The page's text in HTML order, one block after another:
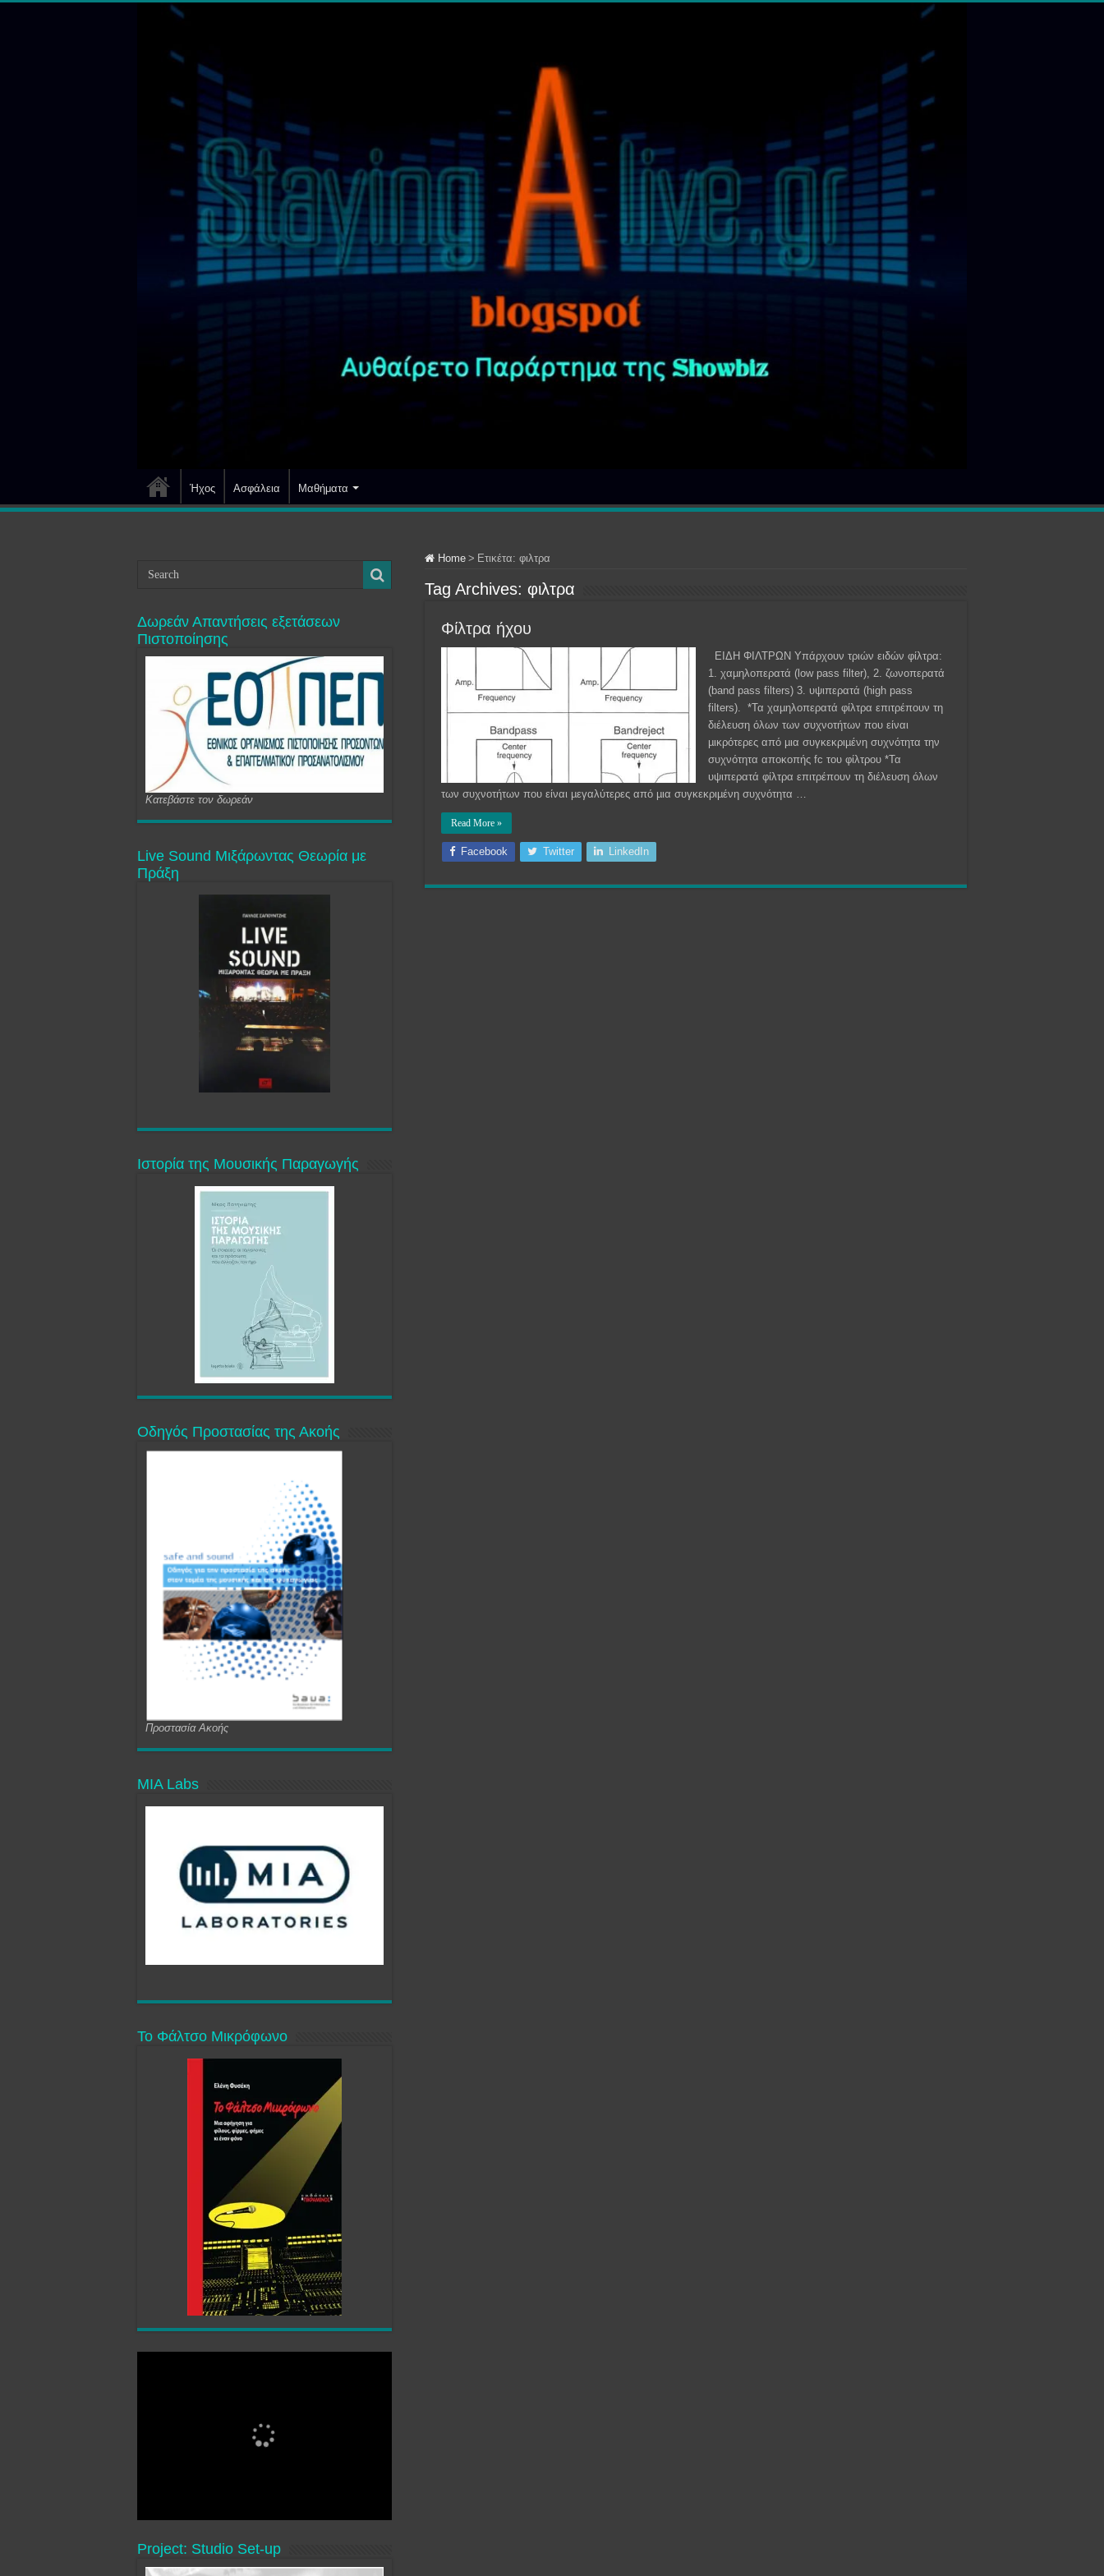
Ήχος Ασφάλεια Μαθήματα
Home > Ετικέτα: φιλτρα
Tag Archives: φιλτρα
Φίλτρα ήχου
ΕΙΔΗ ΦΙΛΤΡΩΝ Υπάρχουν τριών ειδών φίλτρα:
1. χαµηλοπερατά (low pass filter), 2. ζωνοπερατά
(band pass filters) 3. υψιπερατά (high pass
filters). *Τα χαµηλοπερατά φίλτρα επιτρέπουν τη
διέλευση όλων των συχνοτήτων που είναι
µικρότερες από µια συγκεκριµένη συχνότητα την
συχνότητα αποκοπής fc του φίλτρου *Τα
υψιπερατά φίλτρα επιτρέπουν τη διέλευση όλων
των συχνοτήτων που είναι µεγαλύτερες από µια συγκεκριµένη συχνότητα …
Read More »
Facebook Twitter LinkedIn
Δωρεάν Απαντήσεις εξετάσεων
Πιστοποίησης
Κατεβάστε τον δωρεάν
Live Sound Μιξάρωντας Θεωρία με
Πράξη
Ιστορία της Μουσικής Παραγωγής
Οδηγός Προστασίας της Ακοής
Προστασία Ακοής
MIA Labs
Το Φάλτσο Μικρόφωνο
Project: Studio Set-up